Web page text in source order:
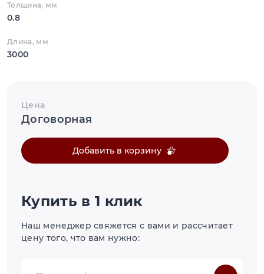
Толщина, мм
0.8
Длина, мм
3000
Цена
Договорная
Добавить в корзину
Купить в 1 клик
Наш менеджер свяжется с вами и рассчитает
цену того, что вам нужно: